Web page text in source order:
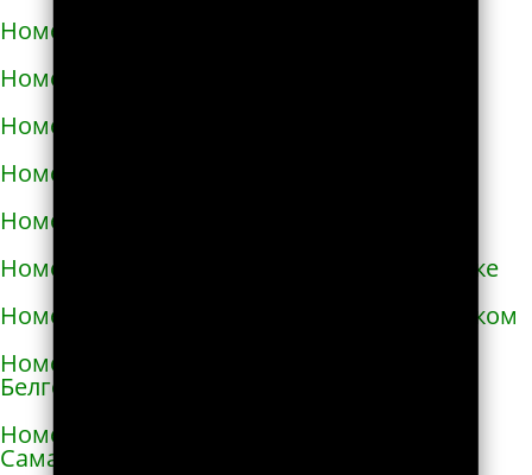
Номера телефонов такси в Алапаевске
Номера телефонов такси в Алатыре
Номера телефонов такси в Алдане
Номера телефонов такси в Алейске
Номера телефонов такси в Александрове
Номера телефонов такси в Александровске
Номера телефонов такси в Александровском
Номера телефонов такси в Алексеевке
Белгородской области
Номера телефонов такси в Алексеевке
Самарской области